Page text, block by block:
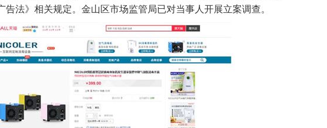
法》相关规定。金山区市场监管局已对当事人开展立案调查。